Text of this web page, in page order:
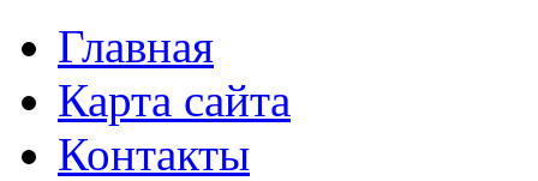
Главная
Карта сайта
Контакты